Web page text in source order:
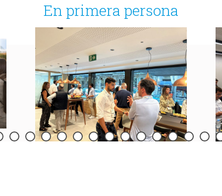
En primera persona